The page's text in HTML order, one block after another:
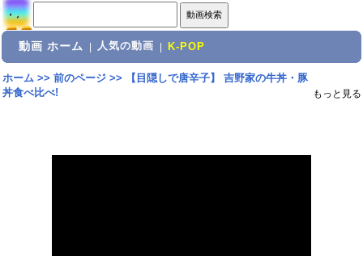
動画 ホーム 人気の動画 K-POP
ホーム>> 前のページ>>
【目隠しで唐辛子】 吉野家の牛丼・豚
丼食べ比べ!
もっと見る